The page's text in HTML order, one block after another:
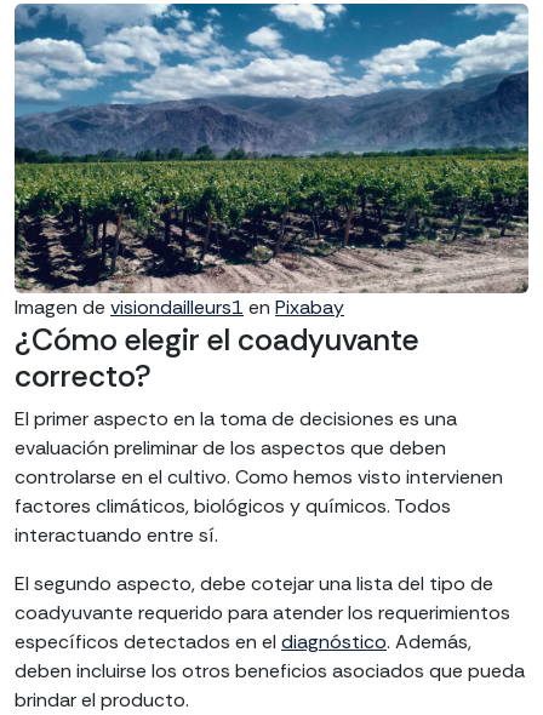
Imagen de visiondailleurs1 en Pixabay
¿Cómo elegir el coadyuvante
correcto?
El primer aspecto en la toma de decisiones es una
evaluación preliminar de los aspectos que deben
controlarse en el cultivo. Como hemos visto intervienen
factores climáticos, biológicos y químicos. Todos
interactuando entre sí.
El segundo aspecto, debe cotejar una lista del tipo de
coadyuvante requerido para atender los requerimientos
específicos detectados en el diagnóstico. Además,
deben incluirse los otros beneficios asociados que pueda
brindar el producto.